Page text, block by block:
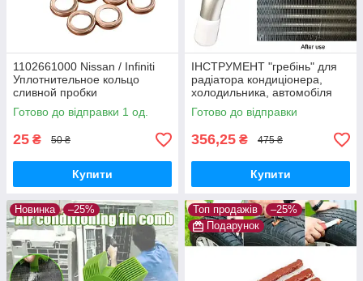
1102661000 Nissan / Infiniti
Уплотнительное кольцо
сливной пробки
Готово до відправки 1 од.
25 ₴ 50 ₴
Купити
ІНСТРУМЕНТ "гребінь" для
радіатора кондиціонера,
холодильника, автомобіля
(очищення, ремонт)
Готово до відправки
356,25 ₴ 475 ₴
Купити
Новинка –25% Топ продажів
–25%
Подарунок